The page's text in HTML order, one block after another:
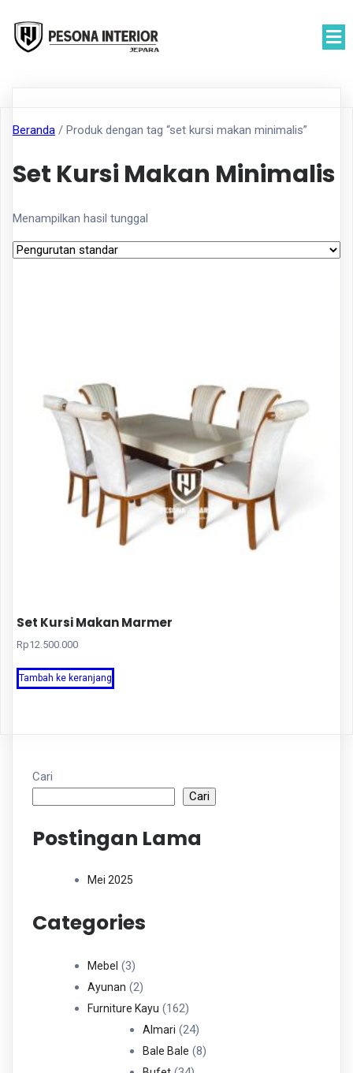
Beranda / Produk dengan tag “set kursi makan minimalis”
Set Kursi Makan Minimalis
Menampilkan hasil tunggal
Set Kursi Makan Marmer
Rp12.500.000
Tambah ke keranjang
Cari
Cari
Postingan Lama
Mei 2025
Categories
Mebel 33
Produk
Ayunan 22
Produk
Furniture Kayu 162162
Produk
Almari 2424
Produk
Bale Bale 88